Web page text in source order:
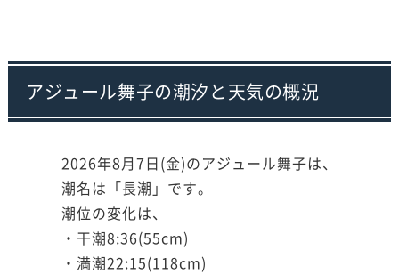
アジュール舞子の潮汐と天気の概況
2026年8月7日(金)のアジュール舞子は、
潮名は「長潮」です。
潮位の変化は、
・干潮8:36(55cm)
・満潮22:15(118cm)